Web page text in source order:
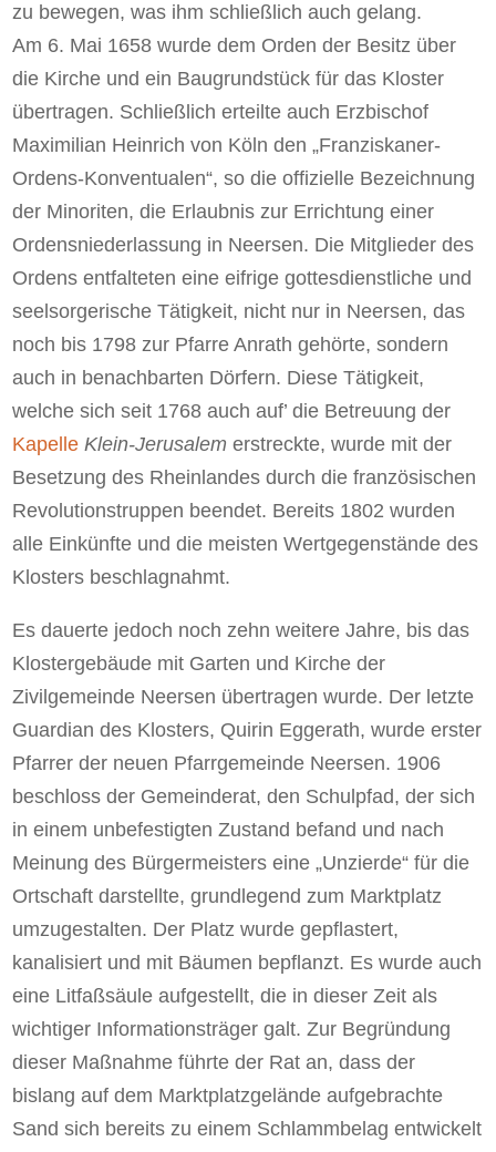
zu bewegen, was ihm schließlich auch gelang.
Am 6. Mai 1658 wurde dem Orden der Besitz über
die Kirche und ein Baugrundstück für das Kloster
übertragen. Schließlich erteilte auch Erzbischof
Maximilian Heinrich von Köln den „Franziskaner-
Ordens-Konventualen“, so die offizielle Bezeichnung
der Minoriten, die Erlaubnis zur Errichtung einer
Ordensniederlassung in Neersen. Die Mitglieder des
Ordens entfalteten eine eifrige gottesdienstliche und
seelsorgerische Tätigkeit, nicht nur in Neersen, das
noch bis 1798 zur Pfarre Anrath gehörte, sondern
auch in benachbarten Dörfern. Diese Tätigkeit,
welche sich seit 1768 auch auf’ die Betreuung der
Kapelle Klein-Jerusalem erstreckte, wurde mit der
Besetzung des Rheinlandes durch die französischen
Revolutionstruppen beendet. Bereits 1802 wurden
alle Einkünfte und die meisten Wertgegenstände des
Klosters beschlagnahmt.
Es dauerte jedoch noch zehn weitere Jahre, bis das
Klostergebäude mit Garten und Kirche der
Zivilgemeinde Neersen übertragen wurde. Der letzte
Guardian des Klosters, Quirin Eggerath, wurde erster
Pfarrer der neuen Pfarrgemeinde Neersen. 1906
beschloss der Gemeinderat, den Schulpfad, der sich
in einem unbefestigten Zustand befand und nach
Meinung des Bürgermeisters eine „Unzierde“ für die
Ortschaft darstellte, grundlegend zum Marktplatz
umzugestalten. Der Platz wurde gepflastert,
kanalisiert und mit Bäumen bepflanzt. Es wurde auch
eine Litfaßsäule aufgestellt, die in dieser Zeit als
wichtiger Informationsträger galt. Zur Begründung
dieser Maßnahme führte der Rat an, dass der
bislang auf dem Marktplatzgelände aufgebrachte
Sand sich bereits zu einem Schlammbelag entwickelt